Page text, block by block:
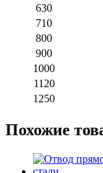
630
710
800
900
1000
1120
1250
Похожие